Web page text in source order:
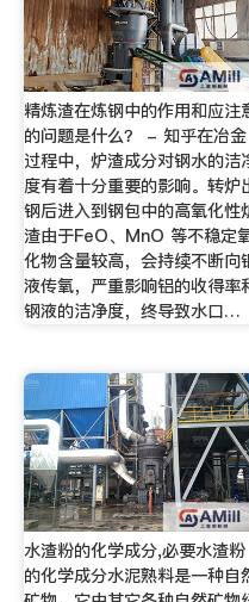
精炼渣在炼钢中的作用和应注
的问题是什么？ - 知乎在冶金
过程中，炉渣成分对钢水的洁
度有着十分重要的影响。转炉
钢后进入到钢包中的高氧化性
渣由于FeO、MnO 等不稳定
化物含量较高，会持续不断向
液传氧，严重影响铝的收得率
钢液的洁净度，终导致水口…
水渣粉的化学成分,必要水渣粉
的化学成分水泥熟料是一种自